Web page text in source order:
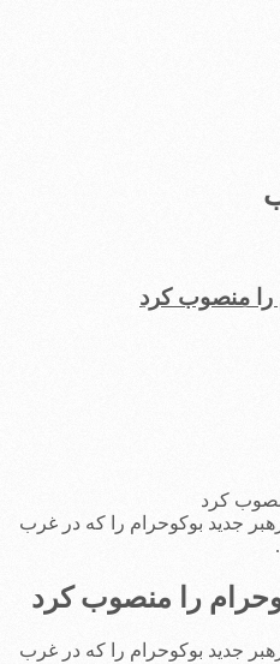
را منصوب کرد
کرد
جدید بوکوحرام را که در غرب
را منصوب کرد
جدید بوکوحرام را که در غرب